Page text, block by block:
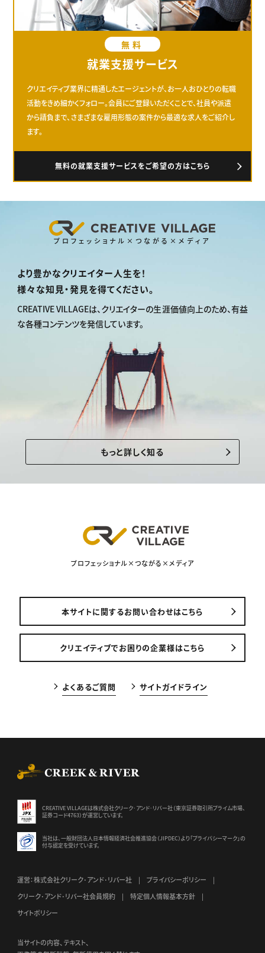
無料
就業支援サービス
クリエイティブ業界に精通したエージェントが、お一人おひとりの転職
活動をきめ細かくフォロー。会員にご登録いただくことで、社員や派遣
から請負まで、さまざまな雇用形態の案件から最適な求人をご紹介し
ます。
無料の就業支援サービスをご希望の方はこちら
プロフェッショナル×つながる×メディア
より豊かなクリエイター人生を！
様々な知見・発見を得てください。
CREATIVE VILLAGEは、 クリエイターの生涯価値向上のため、有益
な各種コンテンツを発信しています。
もっと詳しく知る
プロフェッショナル×つながる×メディア
本サイトに関するお問い合わせはこちら
クリエイティブでお困りの企業様はこちら
よくあるご質問 サイトガイドライン
CREATIVE VILLAGEは株式会社クリーク･アンド･リバー社（東京証券取引所プライム市場、
証券コード4763）が運営しています。
当社は、一般財団法人日本情報経済社会推進協会（JIPDEC）より 「プライバシーマーク」の
付与認定を受けています。
運営：株式会社クリーク･アンド･リバー社
プライバシーポリシー
クリーク･アンド･リバー社会員規約
特定個人情報基本方針
サイトポリシー
当サイトの内容、テキスト、